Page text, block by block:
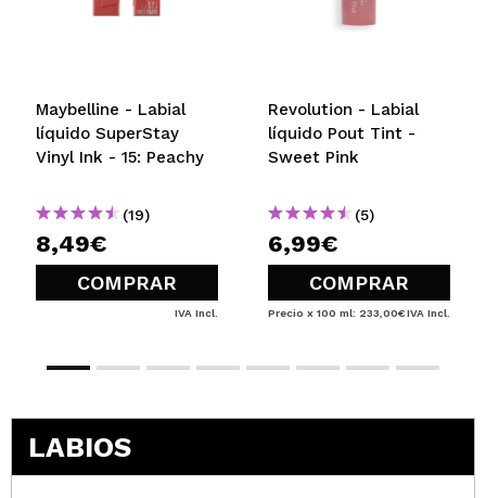
Maybelline - Labial
líquido SuperStay
Vinyl Ink - 15: Peachy
(19)
8,49€
COMPRAR
IVA Incl.
Revolution - Labial
líquido Pout Tint -
Sweet Pink
(5)
6,99€
COMPRAR
Precio x 100 ml: 233,00€IVA Incl.
LABIOS